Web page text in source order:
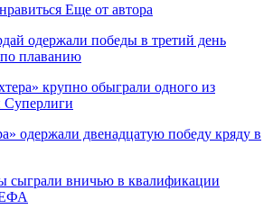
Еще от автора
одержали победы в третий день
плаванию
крупно обыграли одного из
Суперлиги
одержали двенадцатую победу кряду в
сыграли вничью в квалификации